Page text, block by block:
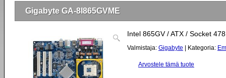
Gigabyte GA-8I865GVME
Intel 865GV / ATX / Socket
Valmistaja: Gigabyte | Kategoria:
Arvostele tämä tuote